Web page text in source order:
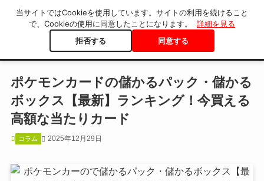
ポケモンカードの儲かるパック・儲かる
ボックス【最新】ランキング！今買える
高額な当たりカード
コラム 2025年12月29日
当サイトではCookieを使用しています。サイトの利用を続けること
で、Cookieの使用に同意したことになります。
詳細を見る
拒否する
同意する